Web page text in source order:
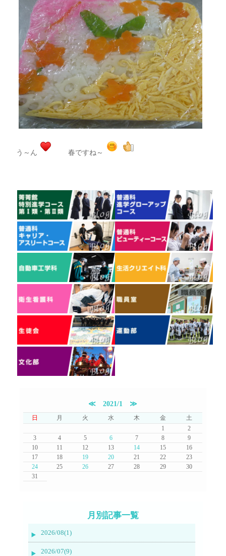
う～ん 春ですね～
≪2021/1 ≫
日 月 火 水 木 金
土
1
2
3
4 5 6 7 8
9
10
11 12 13 14 15
16
17
18 19 20 21 22
23
24
25 26 27 28 29
30
31
月別記事一覧
2026/08(1)
2026/07(9)